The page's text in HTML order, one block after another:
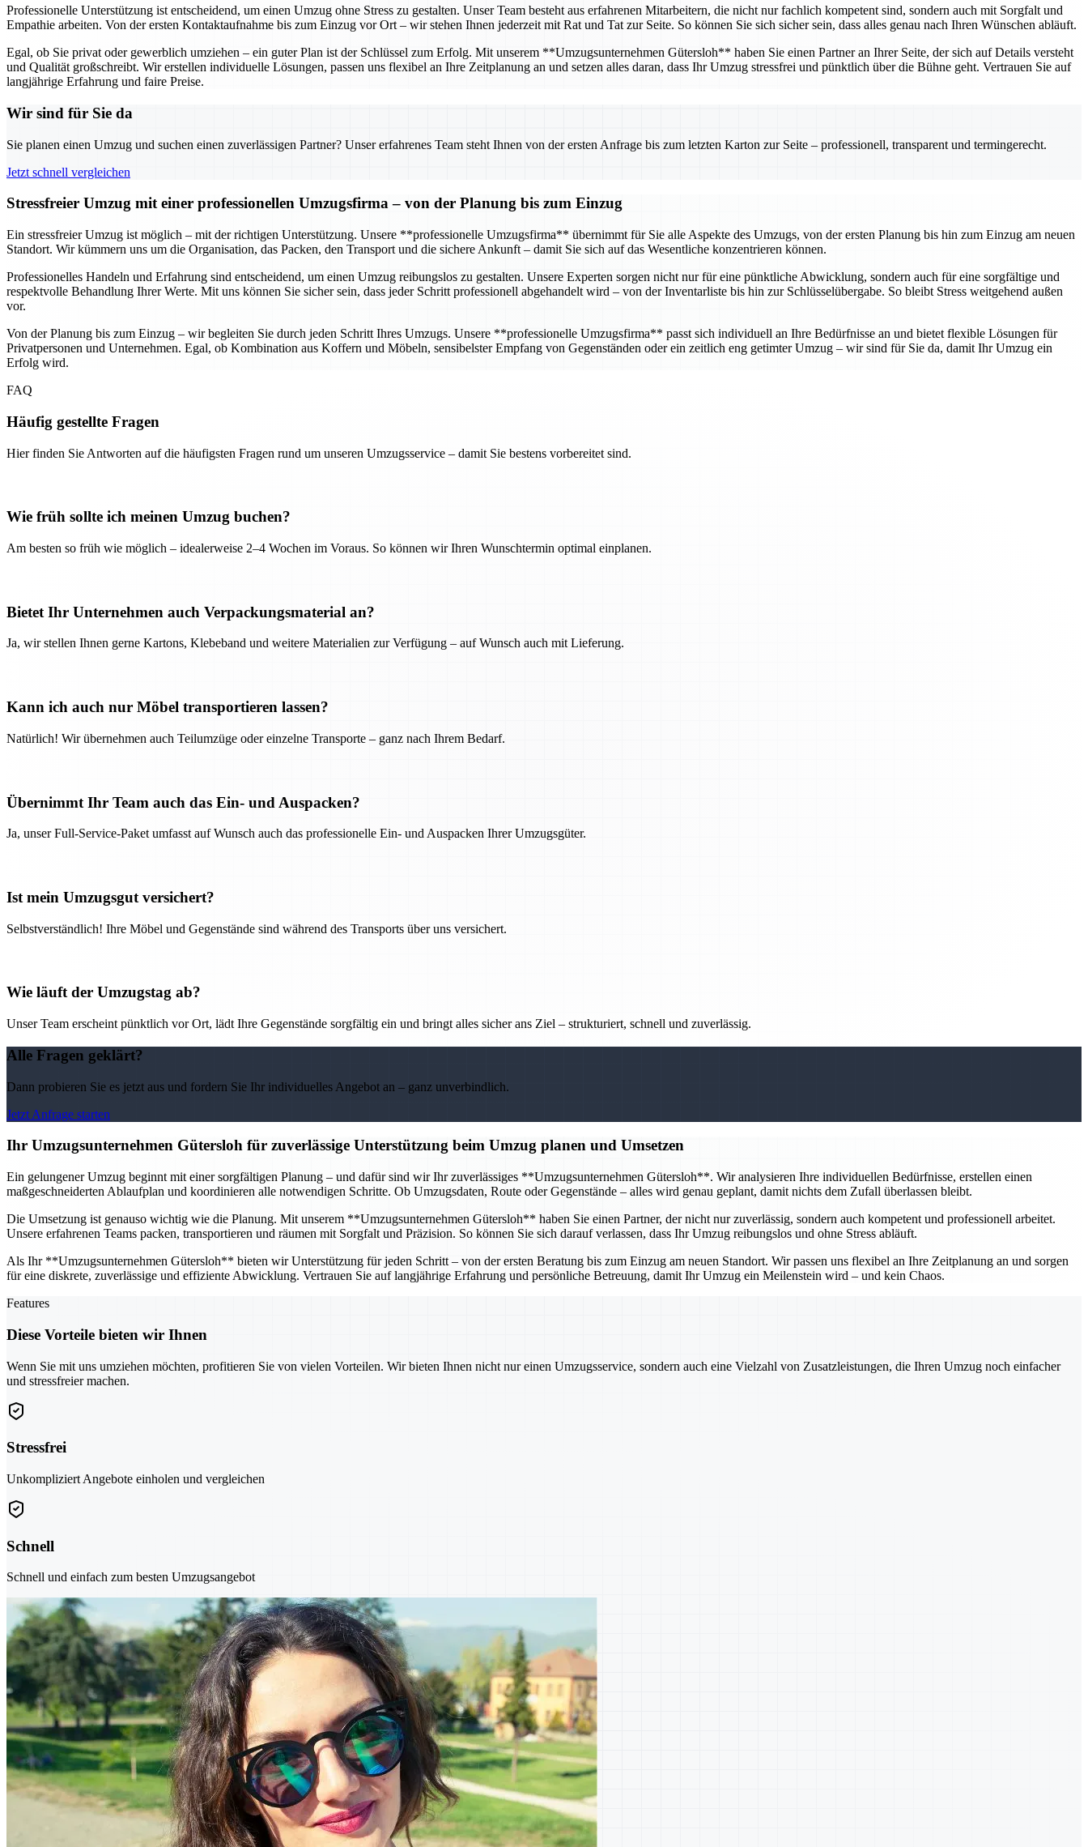
Professionelle Unterstützung ist entscheidend, um einen Umzug ohne Stress zu gestalten. Unser Team besteht aus erfahrenen Mitarbeitern, die nicht nur fachlich kompetent sind, sondern auch mit Sorgfalt und
Empathie arbeiten. Von der ersten Kontaktaufnahme bis zum Einzug vor Ort – wir stehen Ihnen jederzeit mit Rat und Tat zur Seite. So können Sie sich sicher sein, dass alles genau nach Ihren Wünschen abläuft.
Egal, ob Sie privat oder gewerblich umziehen – ein guter Plan ist der Schlüssel zum Erfolg. Mit unserem **Umzugsunternehmen Gütersloh** haben Sie einen Partner an Ihrer Seite, der sich auf Details versteht
und Qualität großschreibt. Wir erstellen individuelle Lösungen, passen uns flexibel an Ihre Zeitplanung an und setzen alles daran, dass Ihr Umzug stressfrei und pünktlich über die Bühne geht. Vertrauen Sie auf
langjährige Erfahrung und faire Preise.
Wir sind für Sie da
Sie planen einen Umzug und suchen einen zuverlässigen Partner? Unser erfahrenes Team steht Ihnen von der ersten Anfrage bis zum letzten Karton zur Seite – professionell, transparent und termingerecht.
Jetzt schnell vergleichen
Stressfreier Umzug mit einer professionellen Umzugsfirma – von der Planung bis zum Einzug
Ein stressfreier Umzug ist möglich – mit der richtigen Unterstützung. Unsere **professionelle Umzugsfirma** übernimmt für Sie alle Aspekte des Umzugs, von der ersten Planung bis hin zum Einzug am neuen
Standort. Wir kümmern uns um die Organisation, das Packen, den Transport und die sichere Ankunft – damit Sie sich auf das Wesentliche konzentrieren können.
Professionelles Handeln und Erfahrung sind entscheidend, um einen Umzug reibungslos zu gestalten. Unsere Experten sorgen nicht nur für eine pünktliche Abwicklung, sondern auch für eine sorgfältige und
respektvolle Behandlung Ihrer Werte. Mit uns können Sie sicher sein, dass jeder Schritt professionell abgehandelt wird – von der Inventarliste bis hin zur Schlüsselübergabe. So bleibt Stress weitgehend außen
vor.
Von der Planung bis zum Einzug – wir begleiten Sie durch jeden Schritt Ihres Umzugs. Unsere **professionelle Umzugsfirma** passt sich individuell an Ihre Bedürfnisse an und bietet flexible Lösungen für
Privatpersonen und Unternehmen. Egal, ob Kombination aus Koffern und Möbeln, sensibelster Empfang von Gegenständen oder ein zeitlich eng getimter Umzug – wir sind für Sie da, damit Ihr Umzug ein
Erfolg wird.
FAQ
Häufig gestellte Fragen
Hier finden Sie Antworten auf die häufigsten Fragen rund um unseren Umzugsservice – damit Sie bestens vorbereitet sind.
Wie früh sollte ich meinen Umzug buchen?
Am besten so früh wie möglich – idealerweise 2–4 Wochen im Voraus. So können wir Ihren Wunschtermin optimal einplanen.
Bietet Ihr Unternehmen auch Verpackungsmaterial an?
Ja, wir stellen Ihnen gerne Kartons, Klebeband und weitere Materialien zur Verfügung – auf Wunsch auch mit Lieferung.
Kann ich auch nur Möbel transportieren lassen?
Natürlich! Wir übernehmen auch Teilumzüge oder einzelne Transporte – ganz nach Ihrem Bedarf.
Übernimmt Ihr Team auch das Ein- und Auspacken?
Ja, unser Full-Service-Paket umfasst auf Wunsch auch das professionelle Ein- und Auspacken Ihrer Umzugsgüter.
Ist mein Umzugsgut versichert?
Selbstverständlich! Ihre Möbel und Gegenstände sind während des Transports über uns versichert.
Wie läuft der Umzugstag ab?
Unser Team erscheint pünktlich vor Ort, lädt Ihre Gegenstände sorgfältig ein und bringt alles sicher ans Ziel – strukturiert, schnell und zuverlässig.
Alle Fragen geklärt?
Dann probieren Sie es jetzt aus und fordern Sie Ihr individuelles Angebot an – ganz unverbindlich.
Jetzt Anfrage starten
Ihr Umzugsunternehmen Gütersloh für zuverlässige Unterstützung beim Umzug planen und Umsetzen
Ein gelungener Umzug beginnt mit einer sorgfältigen Planung – und dafür sind wir Ihr zuverlässiges **Umzugsunternehmen Gütersloh**. Wir analysieren Ihre individuellen Bedürfnisse, erstellen einen
maßgeschneiderten Ablaufplan und koordinieren alle notwendigen Schritte. Ob Umzugsdaten, Route oder Gegenstände – alles wird genau geplant, damit nichts dem Zufall überlassen bleibt.
Die Umsetzung ist genauso wichtig wie die Planung. Mit unserem **Umzugsunternehmen Gütersloh** haben Sie einen Partner, der nicht nur zuverlässig, sondern auch kompetent und professionell arbeitet.
Unsere erfahrenen Teams packen, transportieren und räumen mit Sorgfalt und Präzision. So können Sie sich darauf verlassen, dass Ihr Umzug reibungslos und ohne Stress abläuft.
Als Ihr **Umzugsunternehmen Gütersloh** bieten wir Unterstützung für jeden Schritt – von der ersten Beratung bis zum Einzug am neuen Standort. Wir passen uns flexibel an Ihre Zeitplanung an und sorgen
für eine diskrete, zuverlässige und effiziente Abwicklung. Vertrauen Sie auf langjährige Erfahrung und persönliche Betreuung, damit Ihr Umzug ein Meilenstein wird – und kein Chaos.
Features
Diese Vorteile bieten wir Ihnen
Wenn Sie mit uns umziehen möchten, profitieren Sie von vielen Vorteilen. Wir bieten Ihnen nicht nur einen Umzugsservice, sondern auch eine Vielzahl von Zusatzleistungen, die Ihren Umzug noch einfacher
und stressfreier machen.
Stressfrei
Unkompliziert Angebote einholen und vergleichen
Schnell
Schnell und einfach zum besten Umzugsangebot